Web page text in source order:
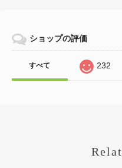
ショップの評価
すべて 232